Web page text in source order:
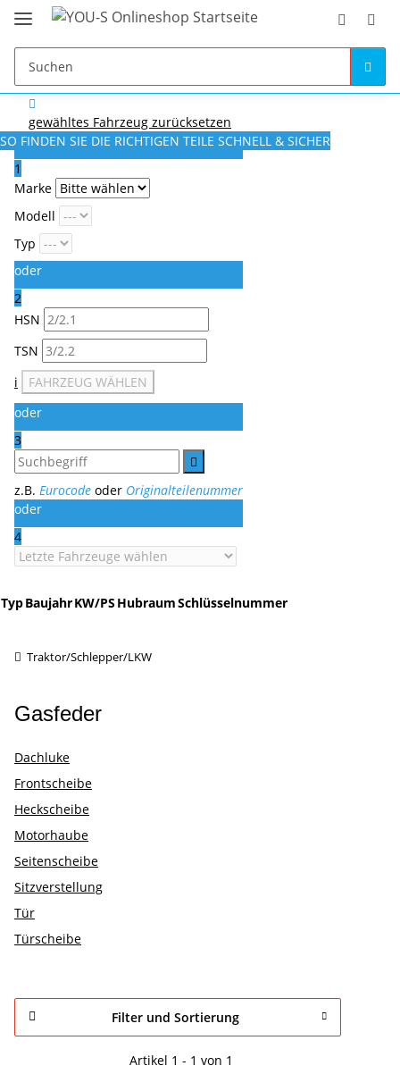
gewähltes Fahrzeug zurücksetzen
SO FINDEN SIE DIE RICHTIGEN TEILE SCHNELL & SICHER
1
Marke
Modell
Typ
oder
2
HSN
TSN
i
FAHRZEUG WÄHLEN
oder
3
z.B. Eurocode oder Originalteilenummer
oder
4
TypBaujahrKW/PS HubraumSchlüsselnummer
Traktor/Schlepper/LKW
Gasfeder
Dachluke
Frontscheibe
Heckscheibe
Motorhaube
Seitenscheibe
Sitzverstellung
Tür
Türscheibe
Filter und Sortierung
Artikel 1 - 1 von 1